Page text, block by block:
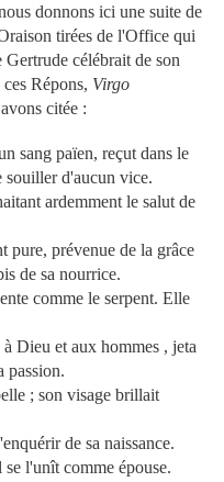
donnons ici une suite de
tirées de l'Office qui
Gertrude célébrait de son
Répons, Virgo
citée :
sang païen, reçut dans le
souiller d'aucun vice.
ardemment le salut de
pure, prévenue de la grâce
de sa nourrice.
comme le serpent. Elle
Dieu et aux hommes , jeta
passion.
; son visage brillait
de sa naissance.
l'unît comme épouse.